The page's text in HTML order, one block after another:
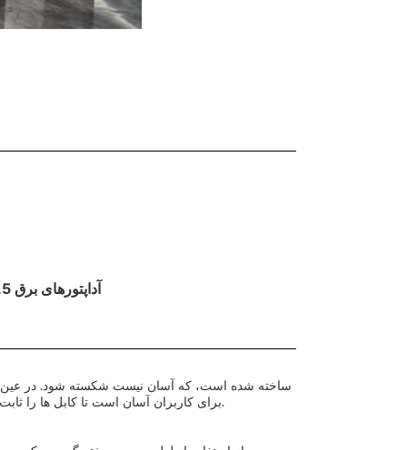
آداپتورهای برق 7.5 ولت 1 آمپر برای چوکات عکاسی دیجیتال
برای کاربران آسان است تا کابل ها را ثابت کنند،که سقوط کردنش آسون نيست، در حالی که ثبات انتقال قدرت را تضمین می کند.